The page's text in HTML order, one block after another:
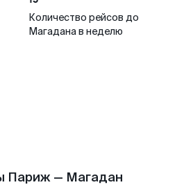
Количество рейсов до
Магадана в неделю
Париж — Магадан